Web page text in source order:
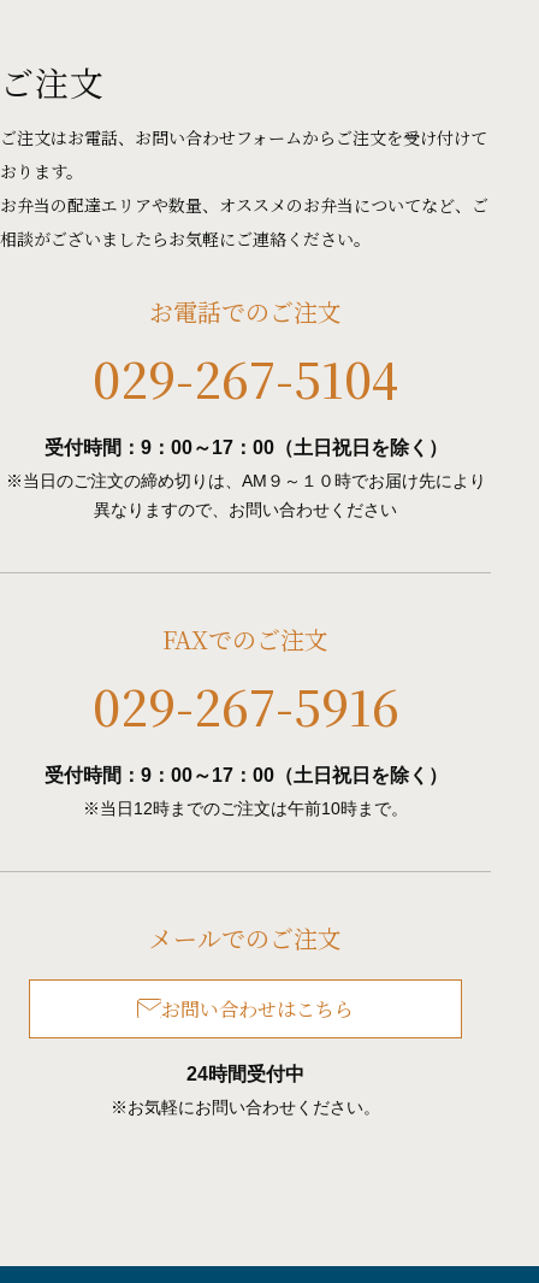
ご注文
ご注文はお電話、お問い合わせフォームからご注文を受け付けて
おります。
お弁当の配達エリアや数量、オススメのお弁当についてなど、ご
相談がございましたらお気軽にご連絡ください。
お電話でのご注文
029-267-5104
受付時間：9：00～17：00（土日祝日を除く）
※当日のご注文の締め切りは、AM９～１０時でお届け先により
異なりますので、お問い合わせください
FAXでのご注文
029-267-5916
受付時間：9：00～17：00（土日祝日を除く）
※当日12時までのご注文は午前10時まで。
メールでのご注文
お問い合わせはこちら
24時間受付中
※お気軽にお問い合わせください。